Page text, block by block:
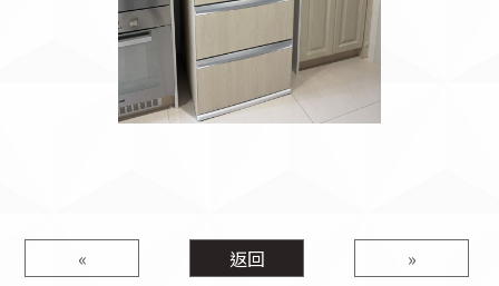
« 返回 »